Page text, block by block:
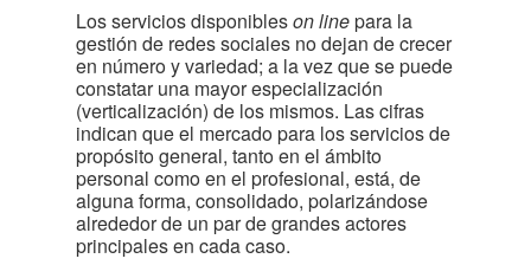
Los servicios disponibleson linepara la
gestión de redes sociales no dejan de crecer
en número y variedad; a la vez que se puede
constatar una mayor especialización
(verticalización) de los mismos. Las cifras
indican que el mercado para los servicios de
propósito general, tanto en el ámbito
personal como en el profesional, está, de
alguna forma, consolidado, polarizándose
alrededor de un par de grandes actores
principales en cada caso.